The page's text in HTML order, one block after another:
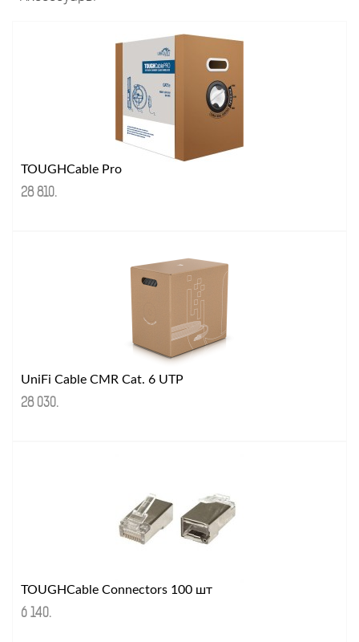
TOUGHCable Pro
28 810.
UniFi Cable CMR Cat. 6 UTP
28 030.
TOUGHCable Connectors 100 шт
6 140.